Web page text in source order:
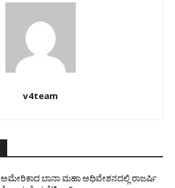
v4team
ಅಮೇರಿಕಾದ ಬಾನಾ ಮಹಾ ಅಧಿವೇಶನದಲ್ಲಿ ರಾಜರ್ಷಿ